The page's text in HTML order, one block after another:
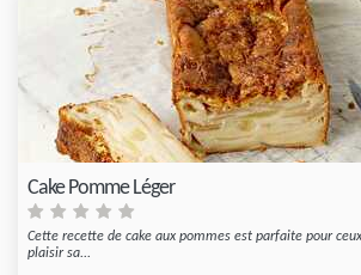
Cake Pomme Léger
Cette recette de cake aux pommes est parfaite pour
plaisir sa...